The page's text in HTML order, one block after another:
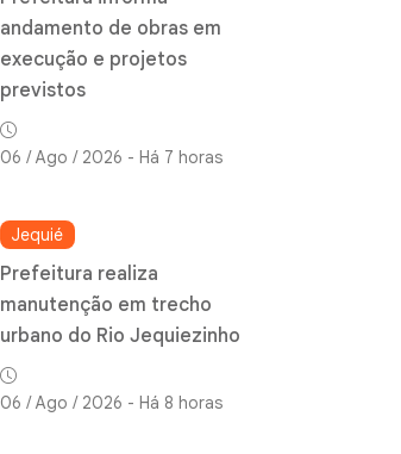
andamento de obras em
execução e projetos
previstos
06 / Ago / 2026 - Há 7 horas
Jequié
Prefeitura realiza
manutenção em trecho
urbano do Rio Jequiezinho
06 / Ago / 2026 - Há 8 horas